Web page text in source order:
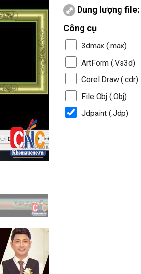
Dung lượng file:
Công cụ
3dmax (.max)
ArtForm (.Vs3d)
Corel Draw (.cdr)
File Obj (.Obj)
Jdpaint (.Jdp)